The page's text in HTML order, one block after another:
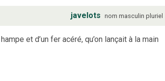
javelots nom masculin pluriel
et d’un fer acéré, qu’on lançait à la main